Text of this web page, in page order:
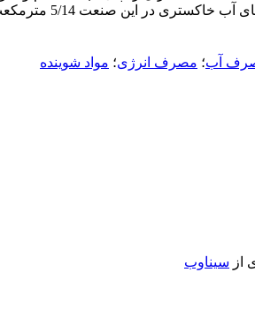
پای آن روی میزان رد پای آب کلی کارخانه بسیار تأثیرگذار است.
آب؛ مصرف انرژی؛ مواد شوینده
از سیناوب